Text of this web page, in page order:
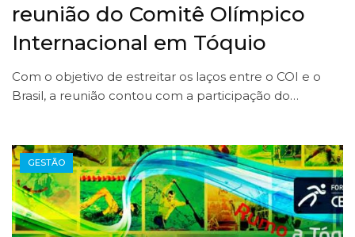
reunião do Comitê Olímpico
Internacional em Tóquio
Com o objetivo de estreitar os laços entre o COI e o
Brasil, a reunião contou com a participação do…
GESTÃO